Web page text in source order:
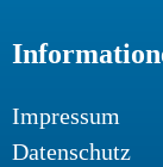
Impressum
Datenschutz